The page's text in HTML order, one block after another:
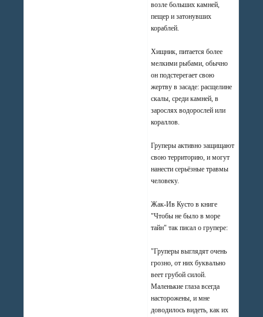
возле больших камней,
пещер и затонувших
кораблей.
Хищник, питается более
мелкими рыбами, обычно
он подстерегает свою
жертву в засаде: расщелине
скалы, среди камней, в
зарослях водорослей или
кораллов.
Груперы активно защищают
свою территорию, и могут
нанести серьёзные травмы
человеку.
Жак-Ив Кусто в книге
"Чтобы не было в море
тайн" так писал о групере:
"Груперы выглядят очень
грозно, от них буквально
веет грубой силой.
Маленькие глаза всегда
насторожены, и мне
доводилось видеть, как их